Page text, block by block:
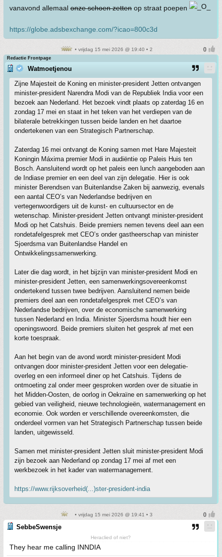
vanavond allemaal onze schoen zetten op straat poepen
https://globe.adsbexchange.com/?icao=800c3d
• vrijdag 15 mei 2026 @ 19:40 • 2
Redactie Frontpage
Watmoetjenou
Zijne Majesteit de Koning en minister-president Jetten ontvangen
minister-president Narendra Modi van de Republiek India voor een
bezoek aan Nederland. Het bezoek vindt plaats op zaterdag 16 en
zondag 17 mei en staat in het teken van het verdiepen van de
bilaterale betrekkingen tussen beide landen en het daartoe
ondertekenen van een Strategisch Partnerschap.
Zaterdag 16 mei ontvangt de Koning samen met Hare Majesteit
Koningin Máxima premier Modi in audiëntie op Paleis Huis ten
Bosch. Aansluitend wordt op het paleis een lunch aangeboden aan
de Indiase premier en een deel van zijn delegatie. Hier is ook
minister Berendsen van Buitenlandse Zaken bij aanwezig, evenals
een aantal CEO’s van Nederlandse bedrijven en
vertegenwoordigers uit de kunst- en cultuursector en de
wetenschap. Minister-president Jetten ontvangt minister-president
Modi op het Catshuis. Beide premiers nemen tevens deel aan een
rondetafelgesprek met CEO’s onder gastheerschap van minister
Sjoerdsma van Buitenlandse Handel en
Ontwikkelingssamenwerking.
Later die dag wordt, in het bijzijn van minister-president Modi en
minister-president Jetten, een samenwerkingsovereenkomst
ondertekend tussen twee bedrijven. Aansluitend nemen beide
premiers deel aan een rondetafelgesprek met CEO’s van
Nederlandse bedrijven, over de economische samenwerking
tussen Nederland en India. Minister Sjoerdsma houdt hier een
openingswoord. Beide premiers sluiten het gesprek af met een
korte toespraak.
Aan het begin van de avond wordt minister-president Modi
ontvangen door minister-president Jetten voor een delegatie-
overleg en een informeel diner op het Catshuis. Tijdens de
ontmoeting zal onder meer gesproken worden over de situatie in
het Midden-Oosten, de oorlog in Oekraïne en samenwerking op het
gebied van veiligheid, nieuwe technologieën, watermanagement en
economie. Ook worden er verschillende overeenkomsten, die
onderdeel vormen van het Strategisch Partnerschap tussen beide
landen, uitgewisseld.
Samen met minister-president Jetten sluit minister-president Modi
zijn bezoek aan Nederland op zondag 17 mei af met een
werkbezoek in het kader van watermanagement.
https://www.rijksoverheid(...)ster-president-india
• vrijdag 15 mei 2026 @ 19:41 • 3
SebbeSwensje
Heraclied of niet?
They hear me calling INNDIA